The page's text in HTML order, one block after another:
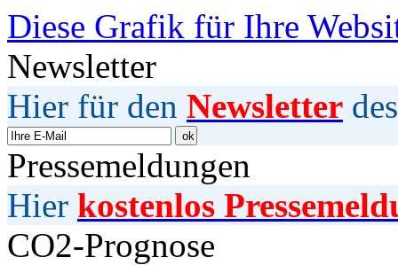
Diese Grafik für Ihre
Newsletter
Hier für den Newsletter
Pressemeldungen
Hier kostenlos
CO2-Prognose